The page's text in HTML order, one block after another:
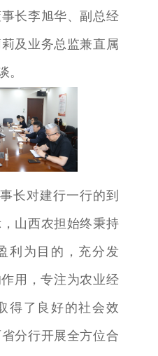
长李旭华、副总经
及业务总监兼直属
。
长对建行一行的到
山西农担始终秉持
利为目的，充分发
用，专注为农业经
得了良好的社会效
分行开展全方位合